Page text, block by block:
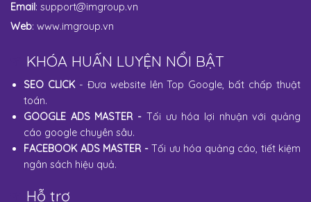
Email: support@imgroup.vn
Web: www.imgroup.vn
KHÓA HUẤN LUYỆN NỔI BẬT
SEO CLICK- Đưa website lên Top Google, bất chấp thuật
toán.
GOOGLE ADS MASTER - Tối ưu hóa lợi nhuận với quảng
cáo google chuyên sâu.
FACEBOOK ADS MASTER - Tối ưu hóa quảng cáo, tiết kiệm
ngân sách hiệu quả.
Hỗ trợ